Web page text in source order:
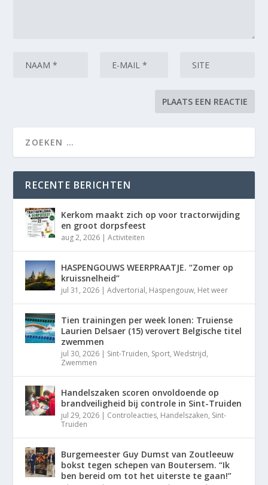
RECENTE BERICHTEN
Kerkom maakt zich op voor tractorwijding
en groot dorpsfeest
aug 2, 2026 |Activiteiten
HASPENGOUWS WEERPRAATJE. “Zomer op
kruissnelheid”
jul 31, 2026 |Advertorial, Haspengouw, Het weer
Tien trainingen per week lonen: Truiense
Laurien Delsaer (15) verovert Belgische titel
zwemmen
jul 30, 2026 | Sint-Truiden, Sport,Wedstrijd,
Zwemmen
Handelszaken scoren onvoldoende op
brandveiligheid bij controle in Sint-Truiden
jul 29, 2026 | Controleacties, Handelszaken, Sint-
Truiden
Burgemeester Guy Dumst van Zoutleeuw
bokst tegen schepen van Boutersem. “Ik
ben bereid om tot het uiterste te gaan!”